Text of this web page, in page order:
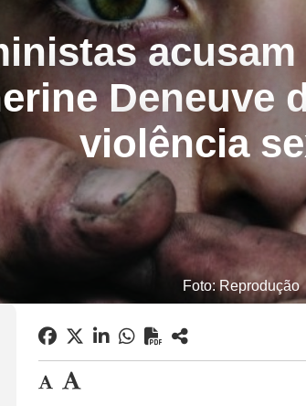
Deneuve
violência
Foto: Reprodução